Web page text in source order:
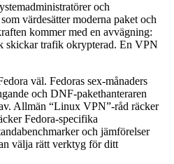
och
värdesätter moderna paket och
kommer med en avvägning:
skickar trafik okrypterad. En VPN
väl. Fedoras sex-månaders
och DNF-pakethanteraren
Allmän “Linux VPN”-råd räcker
Fedora-specifika
och jämförelser
välja rätt verktyg för ditt